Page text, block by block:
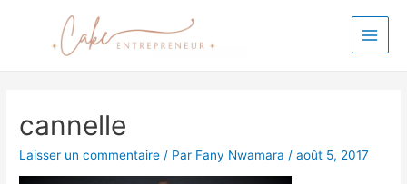
cannelle
Laisser un commentaire / Par Fany Nwamara /août 5, 2017